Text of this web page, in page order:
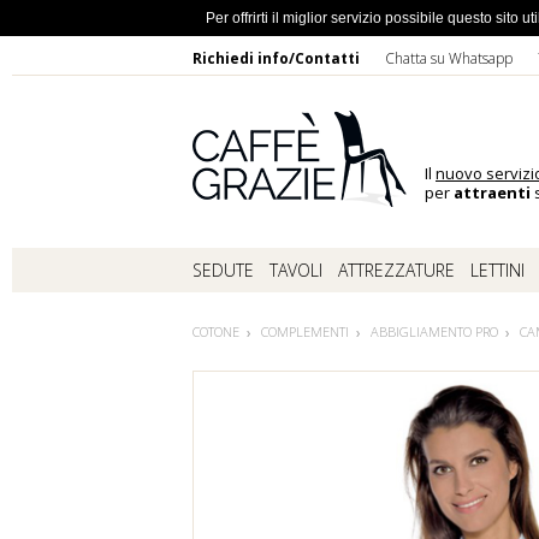
Richiedi info/Contatti Chatta su Whatsapp
Il nuovo
per attraenti
SEDUTE TAVOLI ATTREZZATURE LETTINI
COTONE COMPLEMENTI ABBIGLIAMENTO PRO
Per offrirti il miglior servizio possibile questo sito